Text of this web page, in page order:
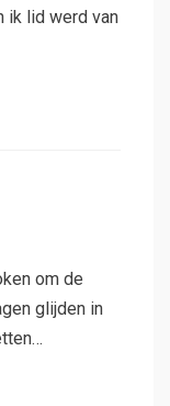
ik lid werd van
om de
glijden in